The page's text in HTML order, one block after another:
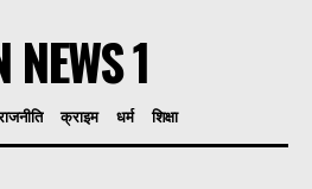
1
क्राइम धर्म शिक्षा